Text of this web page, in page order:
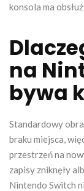
konsola ma
na
bywa
Standardowy
braku miejsca,
przestrzeń na
zapisy zniknęły
Nintendo Switch